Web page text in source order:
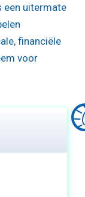
een uitermate
financiële
voor